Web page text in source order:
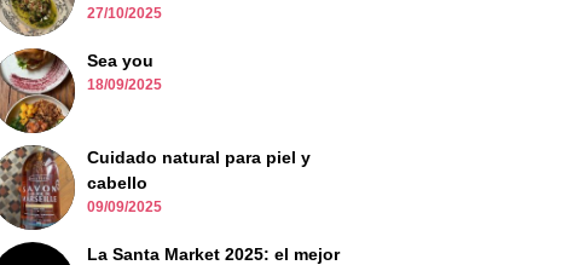
27/10/2025
Sea you
18/09/2025
Cuidado natural para piel y
cabello
09/09/2025
La Santa Market 2025: el mejor